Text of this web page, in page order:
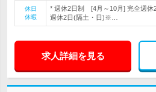
休日
休暇
* 週休2日制 [4月～10月] 完全週
週休2日(隔土・日)※…
求人詳細を見る